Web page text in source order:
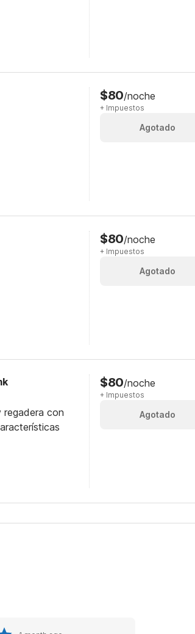
$80/noche
+ Impuestos
Agotado
$80/noche
+ Impuestos
Agotado
con
$80/noche
+ Impuestos
Agotado